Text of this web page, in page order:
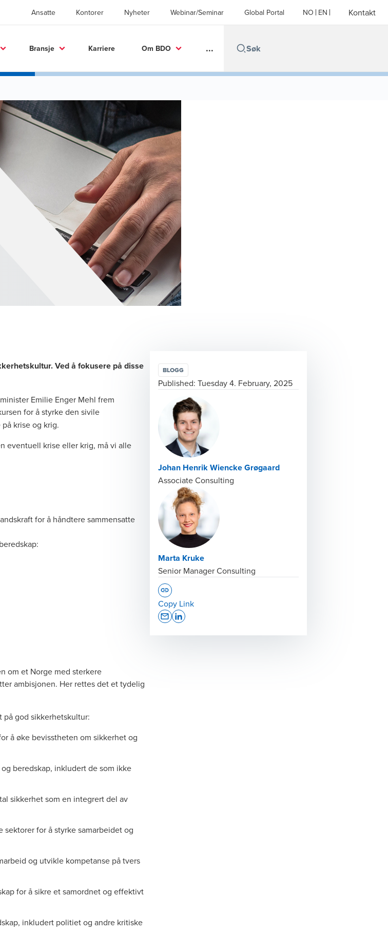
Ansatte Kontorer Nyheter Webinar/Seminar Global Portal NO EN Kontakt
Bransje Karriere Om BDO ...
Ved å fokusere på disse
Emilie Enger Mehl frem
for å styrke den sivile
krise og krig.
eventuell krise eller krig, må vi alle
for å håndtere sammensatte
om et Norge med sterkere
ambisjonen. Her rettes det et tydelig
god sikkerhetskultur:
å øke bevisstheten om sikkerhet og
beredskap, inkludert de som ikke
sikkerhet som en integrert del av
for å styrke samarbeidet og
og utvikle kompetanse på tvers
for å sikre et samordnet og effektivt
inkludert politiet og andre kritiske
BLOGG
Published: Tuesday 4. February, 2025
Johan Henrik Wiencke Grøgaard
Associate Consulting
Marta Kruke
Senior Manager Consulting
Copy Link